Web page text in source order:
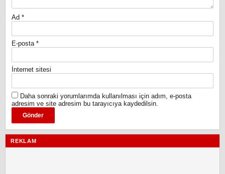
Ad *
E-posta *
İnternet sitesi
Daha sonraki yorumlarımda kullanılması için adım, e-posta
adresim ve site adresim bu tarayıcıya kaydedilsin.
REKLAM